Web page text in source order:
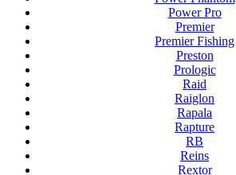
Power Pro
Premier
Premier Fishing
Preston
Prologic
Raid
Raiglon
Rapala
Rapture
RB
Reins
Rextor